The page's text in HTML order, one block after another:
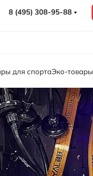
8 (495) 308-95-88
для спортаЭко-товары